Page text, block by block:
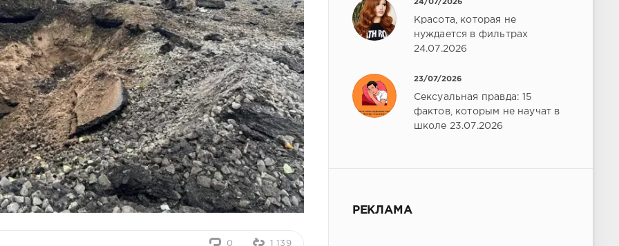
0 1 139
24/07/2026
Красота, которая не
нуждается в фильтрах
24.07.2026
23/07/2026
Сексуальная правда: 15
фактов, которым не научат в
школе 23.07.2026
РЕКЛАМА